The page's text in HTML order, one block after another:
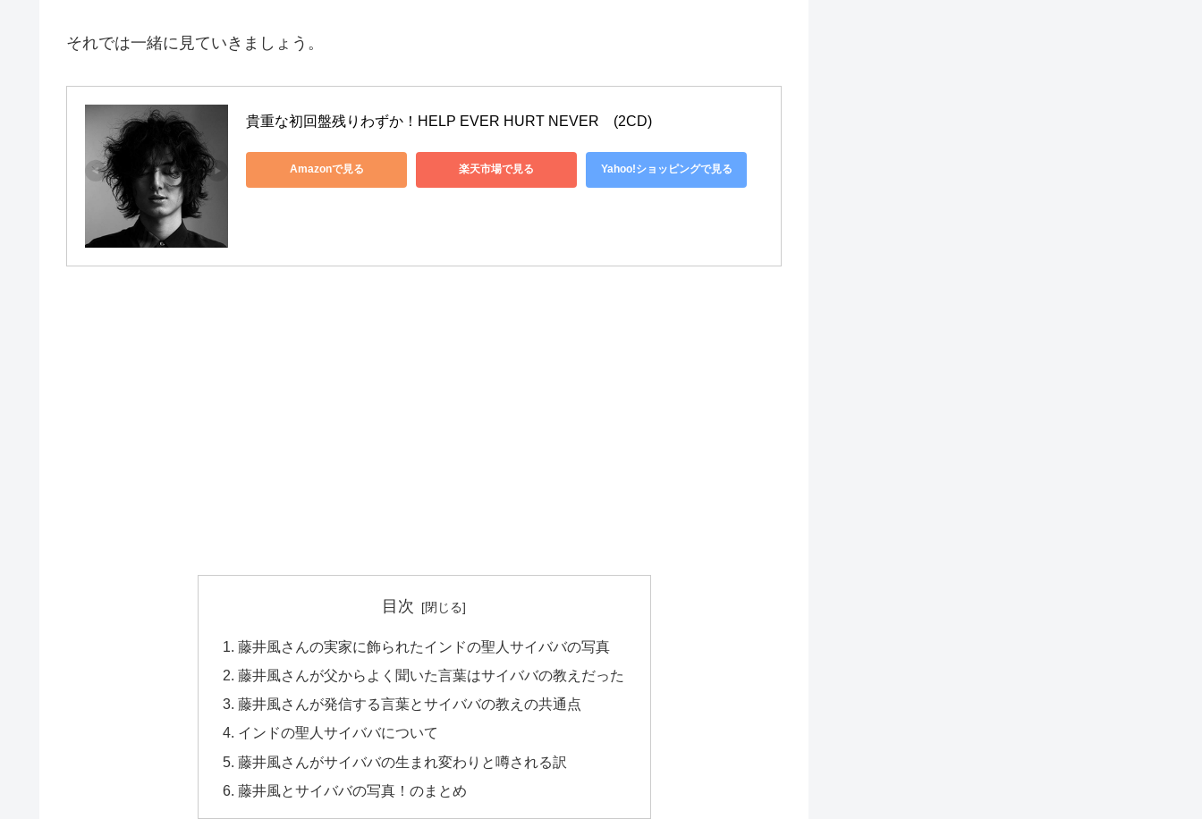
それでは一緒に見ていきましょう。
貴重な初回盤残りわずか！HELP EVER HURT NEVER　(2CD)
Amazonで見る 楽天市場で見る Yahoo!ショッピングで見る
目次
藤井風さんの実家に飾られたインドの聖人サイババの写真
藤井風さんが父からよく聞いた言葉はサイババの教えだった
藤井風さんが発信する言葉とサイババの教えの共通点
インドの聖人サイババについて
藤井風さんがサイババの生まれ変わりと噂される訳
藤井風とサイババの写真！のまとめ